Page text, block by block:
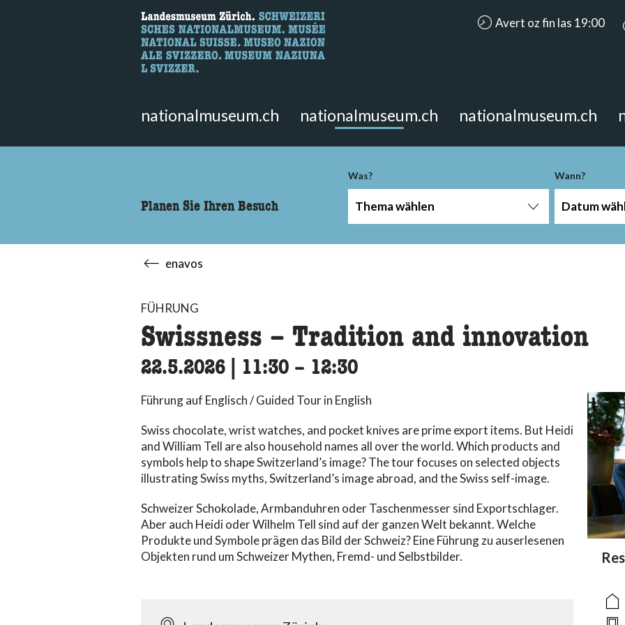
Hier können Sie nach Inhalten der Seite suchen.
Avert oz fin las 19:00
nationalmuseum.ch nationalmuseum.ch nationalmuseum.ch
Planen Sie Ihren Besuch
Was?
Thema wählen
Wann?
Datum
enavos
FÜHRUNG
Swissness – Tradition and innovation
22.5.2026 11:30 accessibility.time_to
– 12:30
Führung auf Englisch / Guided Tour in English
Swiss chocolate, wrist watches, and pocket knives are prime export items. But Heidi
and William Tell are also household names all over the world. Which products and
symbols help to shape Switzerland’s image? The tour focuses on selected objects
illustrating Swiss myths, Switzerland’s image abroad, and the Swiss self-image.
Schweizer Schokolade, Armbanduhren oder Taschenmesser sind Exportschlager.
Aber auch Heidi oder Wilhelm Tell sind auf der ganzen Welt bekannt. Welche
Produkte und Symbole prägen das Bild der Schweiz? Eine Führung zu auserlesenen
Objekten rund um Schweizer Mythen, Fremd- und Selbstbilder.